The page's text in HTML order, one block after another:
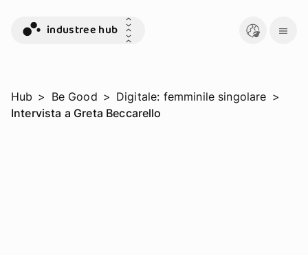
industree hub
Hub > Be Good > Digitale: femminile singolare >
Intervista a Greta Beccarello